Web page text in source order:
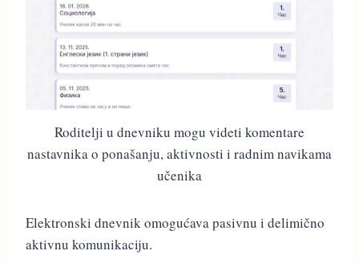
Roditelji u dnevniku mogu videti komentare
nastavnika o ponašanju, aktivnosti i radnim navikama
učenika
Elektronski dnevnik omogućava pasivnu i delimično
aktivnu komunikaciju.